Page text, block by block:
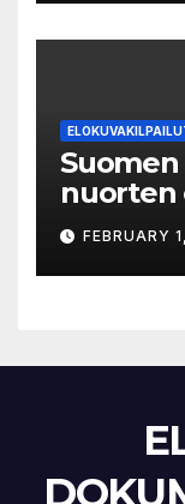
nuorten
alkaa –
FEBRUARY